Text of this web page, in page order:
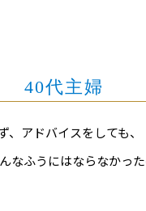
40代主婦
、アドバイスをしても
なふうにはならなか